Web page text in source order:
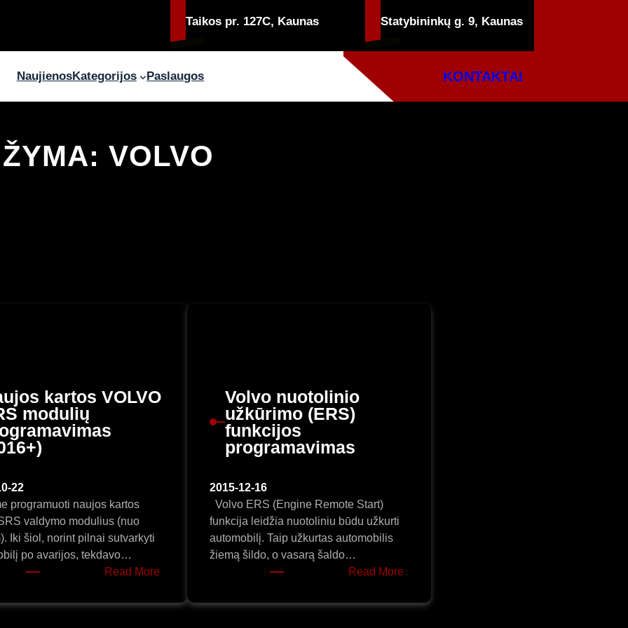
Taikos pr. 127C, Kaunas Statybininkų g. 9, Kaunas
NaujienosKategorijos Paslaugos KONTAKTAI
ŽYMA: VOLVO
kartos VOLVO
modulių
22
programuoti naujos kartos
valdymo modulius (nuo
Iki šiol, norint pilnai sutvarkyti
po avarijos, tekdavo…
Read More:
kartos
Volvo nuotolinio
užkūrimo (ERS)
funkcijos
programavimas
2015-12-16
Volvo ERS (Engine Remote Start)
funkcija leidžia nuotoliniu būdu užkurti
automobilį. Taip užkurtas automobilis
žiemą šildo, o vasarą šaldo…
Read More:
nuotolinio